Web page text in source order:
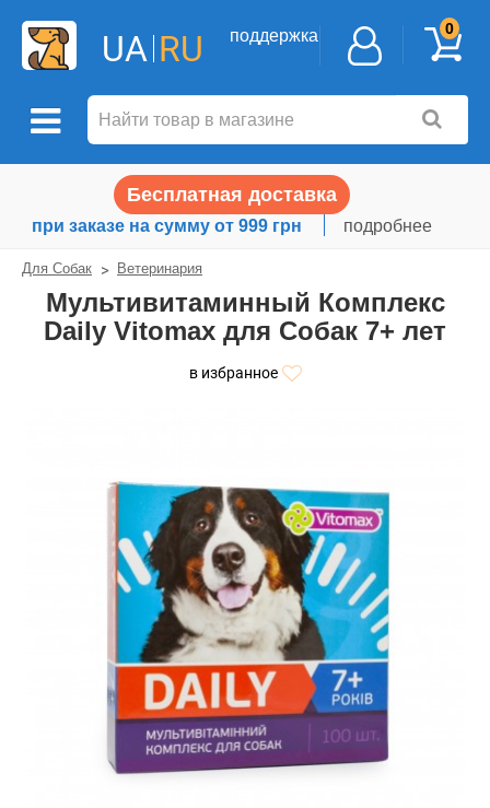
UA RU поддержка 0
Бесплатная доставка
при заказе на сумму от 999 грн подробнее
Для Собак Ветеринария
Мультивитаминный Комплекс
Daily Vitomax для Собак 7+ лет
в избранное